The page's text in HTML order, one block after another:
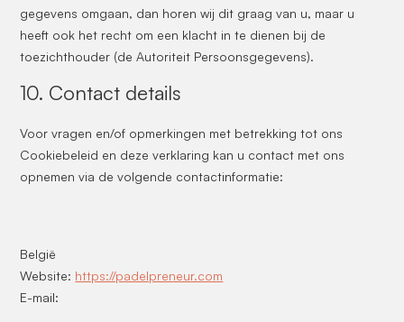
gegevens omgaan, dan horen wij dit graag van u, maar u
heeft ook het recht om een klacht in te dienen bij de
toezichthouder (de Autoriteit Persoonsgegevens).
10. Contact details
Voor vragen en/of opmerkingen met betrekking tot ons
Cookiebeleid en deze verklaring kan u contact met ons
opnemen via de volgende contactinformatie:
België
Website: https://padelpreneur.com
E-mail: